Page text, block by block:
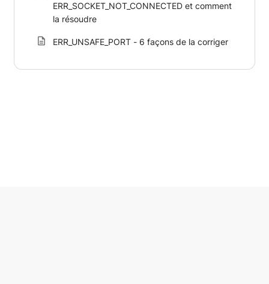
ERR_SOCKET_NOT_CONNECTED et comment
la résoudre
ERR_UNSAFE_PORT - 6 façons de la corriger